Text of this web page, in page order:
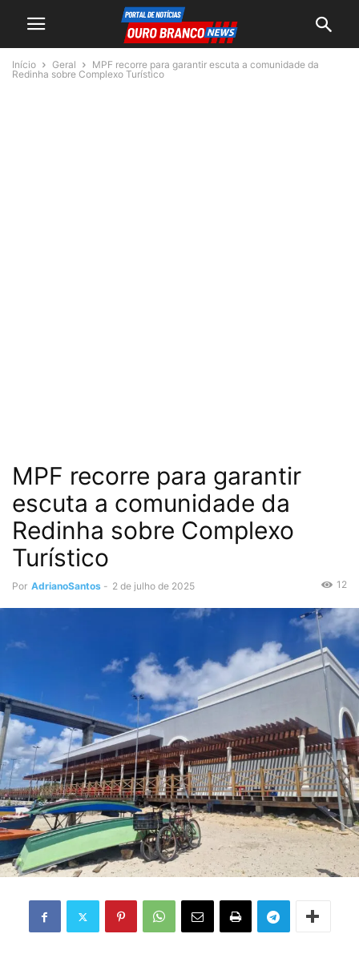
Início Geral
MPF recorre para garantir escuta a comunidade da
Redinha sobre Complexo Turístico
MPF recorre para garantir
escuta a comunidade da
Redinha sobre Complexo
Turístico
Por AdrianoSantos - 2 de julho de 2025 12